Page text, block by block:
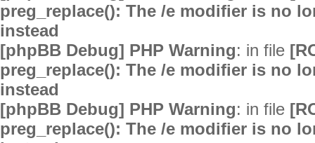
preg_replace(): The /e modifier is no
instead
[phpBB Debug] PHP Warning: in file
preg_replace(): The /e modifier is no
instead
[phpBB Debug] PHP Warning: in file
preg_replace(): The /e modifier is no